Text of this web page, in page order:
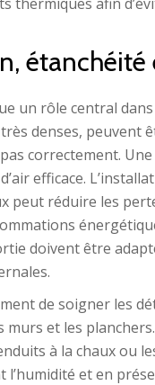
un rôle central
denses, peuvent
correctement.
efficace.
peut réduire les
doivent être
de soigner les
murs et les
à la chaux ou
l’humidité et en